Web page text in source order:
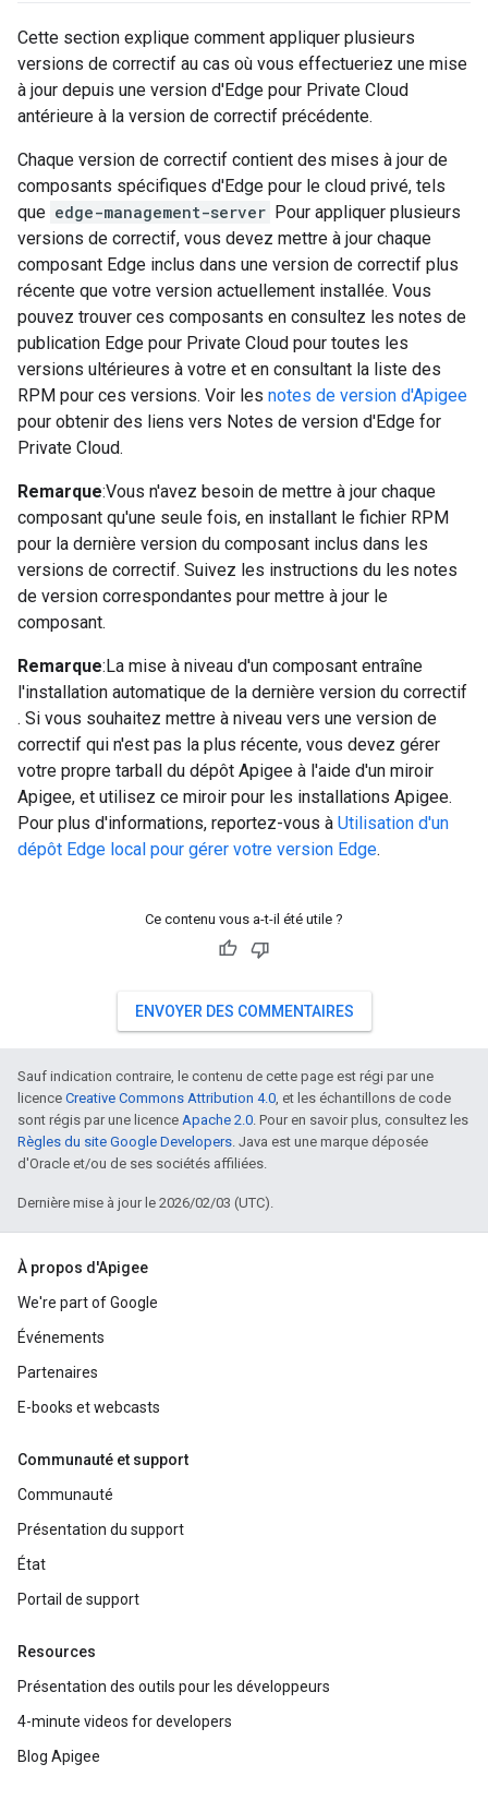
Cette section explique comment appliquer plusieurs
versions de correctif au cas où vous effectueriez une mise
à jour depuis une version d'Edge pour Private Cloud
antérieure à la version de correctif précédente.
Chaque version de correctif contient des mises à jour de
composants spécifiques d'Edge pour le cloud privé, tels
que edge-management-server Pour appliquer plusieurs
versions de correctif, vous devez mettre à jour chaque
composant Edge inclus dans une version de correctif plus
récente que votre version actuellement installée. Vous
pouvez trouver ces composants en consultez les notes de
publication Edge pour Private Cloud pour toutes les
versions ultérieures à votre et en consultant la liste des
RPM pour ces versions. Voir les notes de version d'Apigee
pour obtenir des liens vers Notes de version d'Edge for
Private Cloud.
Remarque:Vous n'avez besoin de mettre à jour chaque
composant qu'une seule fois, en installant le fichier RPM
pour la dernière version du composant inclus dans les
versions de correctif. Suivez les instructions du les notes
de version correspondantes pour mettre à jour le
composant.
Remarque:La mise à niveau d'un composant entraîne
l'installation automatique de la dernière version du correctif
. Si vous souhaitez mettre à niveau vers une version de
correctif qui n'est pas la plus récente, vous devez gérer
votre propre tarball du dépôt Apigee à l'aide d'un miroir
Apigee, et utilisez ce miroir pour les installations Apigee.
Pour plus d'informations, reportez-vous à Utilisation d'un
dépôt Edge local pour gérer votre version Edge.
Ce contenu vous a-t-il été utile ?
ENVOYER DES COMMENTAIRES
Sauf indication contraire, le contenu de cette page est régi par une
licence Creative Commons Attribution 4.0, et les échantillons de code
sont régis par une licence Apache 2.0. Pour en savoir plus, consultez les
Règles du site Google Developers. Java est une marque déposée
d'Oracle et/ou de ses sociétés affiliées.
Dernière mise à jour le 2026/02/03 (UTC).
À propos d'Apigee
We're part of Google
Événements
Partenaires
E-books et webcasts
Communauté et support
Communauté
Présentation du support
État
Portail de support
Resources
Présentation des outils pour les développeurs
4-minute videos for developers
Blog Apigee